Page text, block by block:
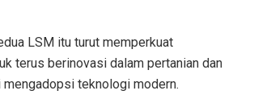
LSM itu turut memperkuat
terus berinovasi dalam pertanian dan
mengadopsi teknologi modern.